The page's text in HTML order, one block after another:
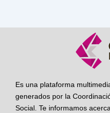
Es una plataforma
generados por la
Social. Te informamos